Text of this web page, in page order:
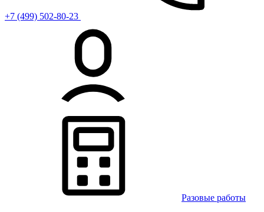
+7 (499) 502-80-23
Разовые работы